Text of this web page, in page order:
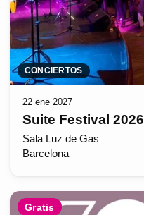
CONCIERTOS
22 ene 2027
Suite Festival 2026
Sala Luz de Gas
Barcelona
Gratis